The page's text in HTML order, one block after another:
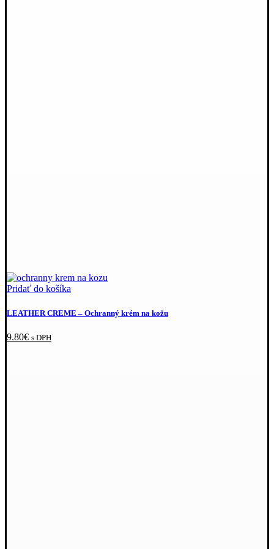
Pridať do košíka
LEATHER CREME –⁠ Ochranný krém na kožu
9.80€ s DPH